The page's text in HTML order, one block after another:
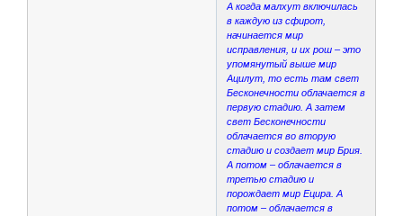
А когда малхут включилась
в каждую из сфирот,
начинается мир
исправления, и их рош – это
упомянутый выше мир
Ацилут, то есть там свет
Бесконечности облачается в
первую стадию. А затем
свет Бесконечности
облачается во вторую
стадию и создает мир Брия.
А потом – облачается в
третью стадию и
порождает мир Ецира. А
потом – облачается в